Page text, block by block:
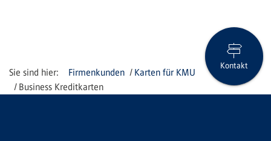
Firmenkunden
Karten für KMU
Business Kreditkarten
Kontakt